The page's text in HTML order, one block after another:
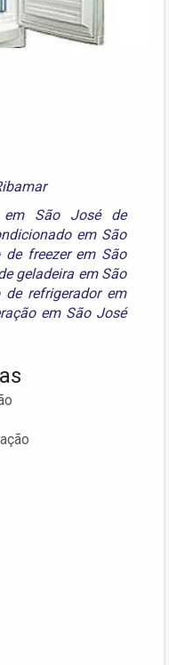
em São José de
em São
de freezer em São
geladeira em São
de refrigerador em
em São José